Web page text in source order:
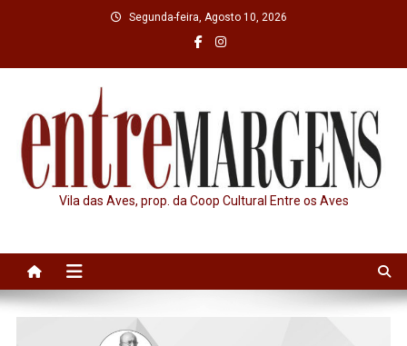
Segunda-feira, Agosto 10, 2026
Vila das Aves, prop. da Coop Cultural Entre os Aves